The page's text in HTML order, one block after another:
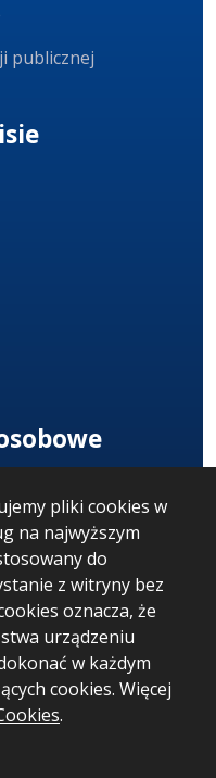
pliki cookies w
na najwyższym
do
z witryny bez
oznacza, że
urządzeniu
w każdym
cookies. Więcej
.
publicznej
14:35